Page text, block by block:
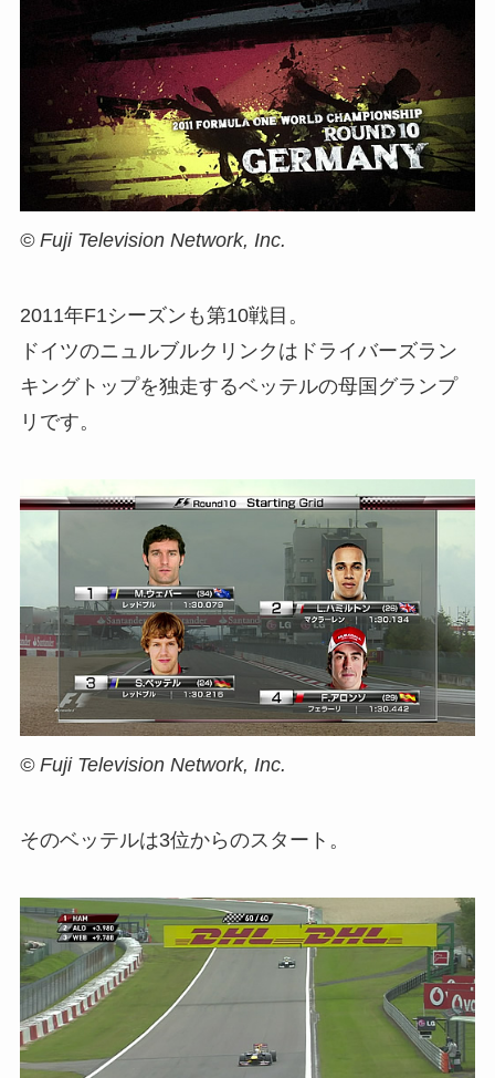
© Fuji Television Network, Inc.
2011年F1シーズンも第10戦目。
ドイツのニュルブルクリンクはドライバーズラン
キングトップを独走するベッテルの母国グランプ
リです。
© Fuji Television Network, Inc.
そのベッテルは3位からのスタート。